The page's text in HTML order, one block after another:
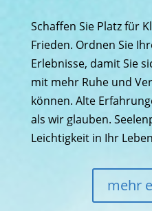
Schaffen Sie Platz für
Frieden. Ordnen Sie
Erlebnisse, damit Sie
mit mehr Ruhe und
können. Alte
als wir glauben.
Leichtigkeit in Ihr
mehr